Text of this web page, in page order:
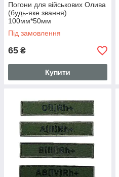
Погони для військових Олива
(будь-яке звання)
100мм*50мм
Під замовлення
65 ₴
Купити